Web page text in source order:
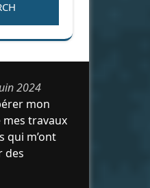
2024
mon
travaux
qui m’ont
des